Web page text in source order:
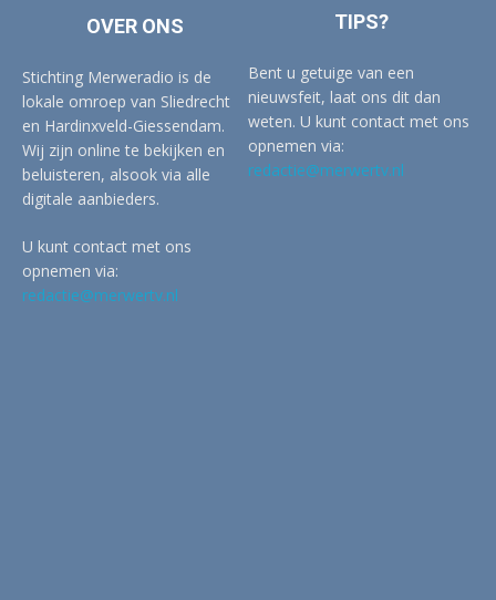
OVER ONS
Stichting Merweradio is de
lokale omroep van Sliedrecht
en Hardinxveld-Giessendam.
Wij zijn online te bekijken en
beluisteren, alsook via alle
digitale aanbieders.
U kunt contact met ons
opnemen via:
redactie@merwertv.nl
TIPS?
Bent u getuige van een
nieuwsfeit, laat ons dit dan
weten. U kunt contact met ons
opnemen via:
redactie@merwertv.nl